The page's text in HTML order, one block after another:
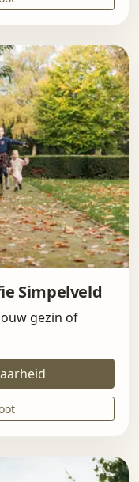
Simpelveld
gezin of